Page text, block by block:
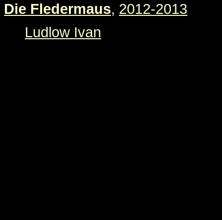
Die Fledermaus, 2012-2013
Ludlow Ivan